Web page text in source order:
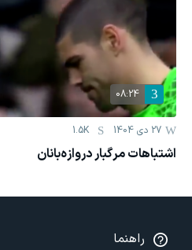
08:24
27 دی 1404 1.5K
اشتباهات مرگبار دروازه‌بانان
راهنما